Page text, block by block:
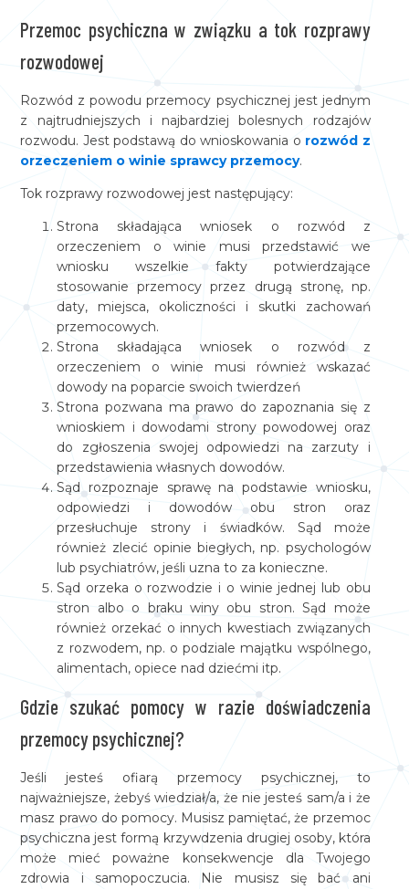
Przemoc psychiczna w związku a tok rozprawy
rozwodowej
Rozwód z powodu przemocy psychicznej jest jednym
z najtrudniejszych i najbardziej bolesnych rodzajów
rozwodu. Jest podstawą do wnioskowania o rozwód z
orzeczeniem o winie sprawcy przemocy.
Tok rozprawy rozwodowej jest następujący:
Strona składająca wniosek o rozwód z
orzeczeniem o winie musi przedstawić we
wniosku wszelkie fakty potwierdzające
stosowanie przemocy przez drugą stronę, np.
daty, miejsca, okoliczności i skutki zachowań
przemocowych.
Strona składająca wniosek o rozwód z
orzeczeniem o winie musi również wskazać
dowody na poparcie swoich twierdzeń
Strona pozwana ma prawo do zapoznania się z
wnioskiem i dowodami strony powodowej oraz
do zgłoszenia swojej odpowiedzi na zarzuty i
przedstawienia własnych dowodów.
Sąd rozpoznaje sprawę na podstawie wniosku,
odpowiedzi i dowodów obu stron oraz
przesłuchuje strony i świadków. Sąd może
również zlecić opinie biegłych, np. psychologów
lub psychiatrów, jeśli uzna to za konieczne.
Sąd orzeka o rozwodzie i o winie jednej lub obu
stron albo o braku winy obu stron. Sąd może
również orzekać o innych kwestiach związanych
z rozwodem, np. o podziale majątku wspólnego,
alimentach, opiece nad dziećmi itp.
Gdzie szukać pomocy w razie doświadczenia
przemocy psychicznej?
Jeśli jesteś ofiarą przemocy psychicznej, to
najważniejsze, żebyś wiedział/a, że nie jesteś sam/a i że
masz prawo do pomocy. Musisz pamiętać, że przemoc
psychiczna jest formą krzywdzenia drugiej osoby, która
może mieć poważne konsekwencje dla Twojego
zdrowia i samopoczucia. Nie musisz się bać ani